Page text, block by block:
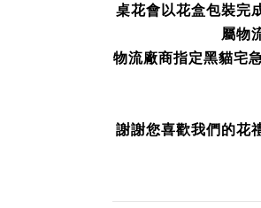
桌花會以花盒包裝完
屬物
物流廠商指定黑貓宅
謝謝您喜歡我們的花